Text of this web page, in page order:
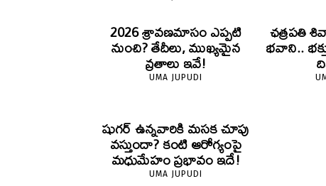
2026 శ్రావణమాసం ఎప్పటి
నుంచి? తేదీలు, ముఖ్యమైన
వ్రతాలు ఇవే!
UMA JUPUDI
ఛత్రపతి
భవాని..
షుగర్ ఉన్నవారికి మసక చూపు
వస్తుందా? కంటి ఆరోగ్యంపై
మధుమేహం ప్రభావం ఇదే!
UMA JUPUDI